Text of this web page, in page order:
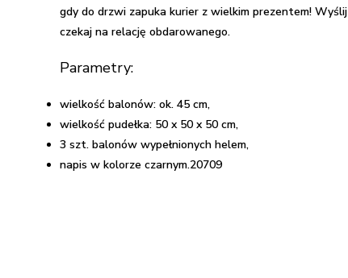
gdy do drzwi zapuka kurier z wielkim prezentem!
czekaj na relację obdarowanego.
Parametry:
wielkość balonów: ok. 45 cm,
wielkość pudełka: 50 x 50 x 50 cm,
3 szt. balonów wypełnionych helem,
napis w kolorze czarnym.20709